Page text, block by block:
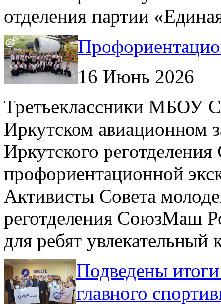
отделения партии
16 Июнь 2026
Третьеклассники МБОУ
Иркутском авиационном
Иркутского
профориентационной
Активисты Совета
реготделения СоюзМаш
для ребят увлекательный
Подведены
главного